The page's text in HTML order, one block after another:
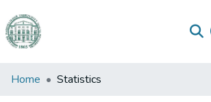
Communities
Home Statistics